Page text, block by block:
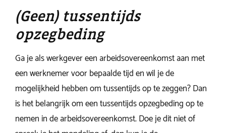
(Geen) tussentijds
opzegbeding
Ga je als werkgever een arbeidsovereenkomst aan met
een werknemer voor bepaalde tijd en wil je de
mogelijkheid hebben om tussentijds op te zeggen? Dan
is het belangrijk om een tussentijds opzegbeding op te
nemen in de arbeidsovereenkomst. Doe je dit niet of